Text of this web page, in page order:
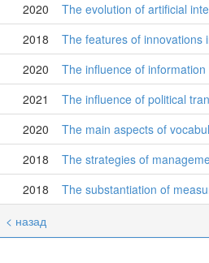
2020
The evolution of artificial
2018
The features of innovations
2020
The influence of
2021
The influence of political
2020
The main aspects of
2018
The strategies of
2018
The substantiation of
< назад